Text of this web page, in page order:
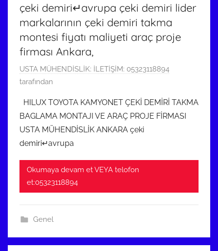
i
l
m
çeki demiri↵avrupa çeki demiri lider
markalarının çeki demiri takma
montesi fiyatı maliyeti araç proje
firması Ankara,
6
O
k
2
0
a
i
i
USTA MÜHENDİSLİK: İLETİŞİM: 05323118894
tarafından
HILUX TOYOTA KAMYONET ÇEKİ DEMİRİ TAKMA
BAGLAMA MONTAJI VE ARAÇ PROJE FİRMASI
USTA MÜHENDİSLİK ANKARA çeki
demiri↵avrupa
Okumaya devam et VEYA telofon
et:05323118894
Genel